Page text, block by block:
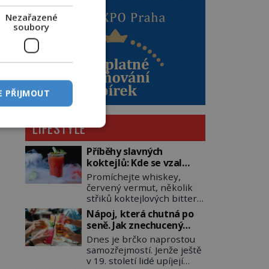
LIFESTYLE
Příběhy slavných
koktejlů: Kde se vzal
Manhattan a Bloody
Mary?
Promíchejte whiskey,
červený vermut, několik
střiků koktejlových bitters
a led, sceďte, ozdobte
koktejlovou třešinkou a
tadá… Manhattan je tu! A
pokud to má být skutečně
on, dejte si pozor, ať místo
klasické americké rye
Nápoj, která chutná po
seně. Jak znechucený
Američan vymyslel brčko
Dnes je brčko naprostou
samozřejmostí. Jenže ještě
v 19. století lidé upíjejí
Nezařazené
soubory
PŘIJMOUT